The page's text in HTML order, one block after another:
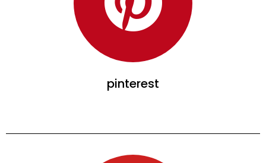
pinterest